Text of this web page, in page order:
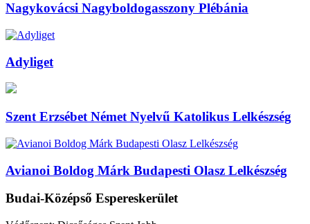
Nagykovácsi Nagyboldogasszony Plébánia
Adyliget
Szent Erzsébet Német Nyelvű Katolikus Lelkészség
Avianoi Boldog Márk Budapesti Olasz Lelkészség
Budai-Középső Espereskerület